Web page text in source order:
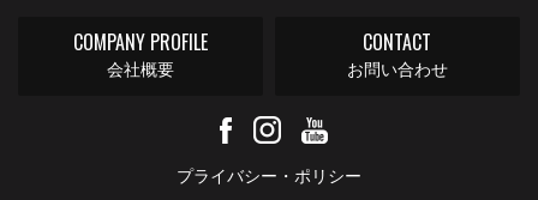
COMPANY PROFILE
会社概要
CONTACT
お問い合わせ
プライバシー・ポリシー